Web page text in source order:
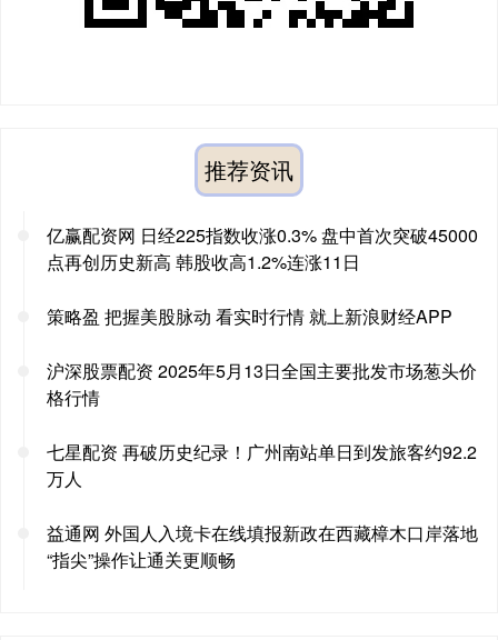
推荐资讯
亿赢配资网 日经225指数收涨0.3% 盘中首次突破45000
点再创历史新高 韩股收高1.2%连涨11日
策略盈 把握美股脉动 看实时行情 就上新浪财经APP
沪深股票配资 2025年5月13日全国主要批发市场葱头价
格行情
七星配资 再破历史纪录！广州南站单日到发旅客约92.2
万人
益通网 外国人入境卡在线填报新政在西藏樟木口岸落地
“指尖”操作让通关更顺畅